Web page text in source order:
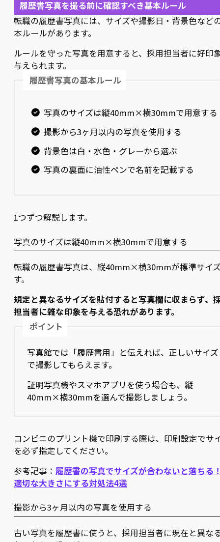
履歴書写真を撮る前に確認すべき基本ルール
転職の履歴書写真には、サイズや撮影日・背景色など
本ルールがあります。
ルールを守った写真を用意すると、採用担当者に好印
与えられます。
履歴書写真の基本ルール
写真のサイズは縦40mm×横30mmで用意する
撮影から3ヶ月以内の写真を使用する
背景色は白・水色・グレーから選ぶ
写真の裏面に油性ペンで名前を記載する
1つずつ解説します。
写真のサイズは縦40mm×横30mmで用意する
転職の履歴書写真は、縦40mm×横30mmが標準サイ
す。
規定と異なるサイズを貼付すると写真欄に収まらず、
担当者に雑な印象を与える恐れがあります。
ポイント
写真館では「履歴書用」と伝えれば、正しいサイズ
で撮影してもらえます。
証明写真機やスマホアプリを使う場合も、縦
40mm×横30mmを選んで撮影しましょう。
コンビニのプリント機で印刷する際は、印刷設定でサ
を必ず指定してください。
参考記事： 履歴書の写真でサイズが合わないと落ちる
適切な大きさにする対処法4選
撮影から3ヶ月以内の写真を使用する
古い写真を履歴書に使うと、採用担当者に現在と異な